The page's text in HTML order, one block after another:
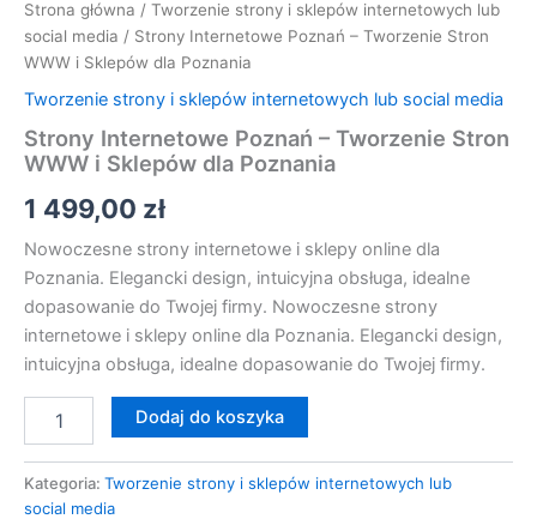
Strona główna / Tworzenie strony i sklepów internetowych lub
social media / Strony Internetowe Poznań – Tworzenie Stron
WWW i Sklepów dla Poznania
Tworzenie strony i sklepów internetowych lub social media
Strony Internetowe Poznań – Tworzenie Stron
WWW i Sklepów dla Poznania
1 499,00 zł
Nowoczesne strony internetowe i sklepy online dla
Poznania. Elegancki design, intuicyjna obsługa, idealne
dopasowanie do Twojej firmy. Nowoczesne strony
internetowe i sklepy online dla Poznania. Elegancki design,
intuicyjna obsługa, idealne dopasowanie do Twojej firmy.
Dodaj do koszyka
Kategoria: Tworzenie strony i sklepów internetowych lub
social media